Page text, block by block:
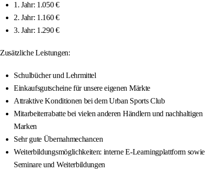
1. Jahr: 1.050 €
2. Jahr: 1.160 €
3. Jahr: 1.290 €
Zusätzliche Leistungen:
Schulbücher und Lehrmittel
Einkaufsgutscheine für unsere eigenen Märkte
Attraktive Konditionen bei dem Urban Sports Club
Mitarbeiterrabatte bei vielen anderen Händlern und nachhaltigen
Marken
Sehr gute Übernahmechancen
Weiterbildungsmöglichkeiten: interne E-Learningplattform sowie
Seminare und Weiterbildungen